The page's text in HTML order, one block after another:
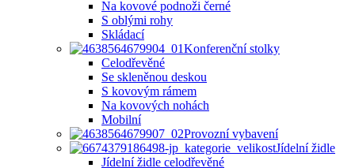
Na kovové podnoži černé
S oblými rohy
Skládací
Konferenční stolky
Celodřevěné
Se skleněnou deskou
S kovovým rámem
Na kovových nohách
Mobilní
Provozní vybavení
Jídelní židle
Jídelní židle celodřevěné